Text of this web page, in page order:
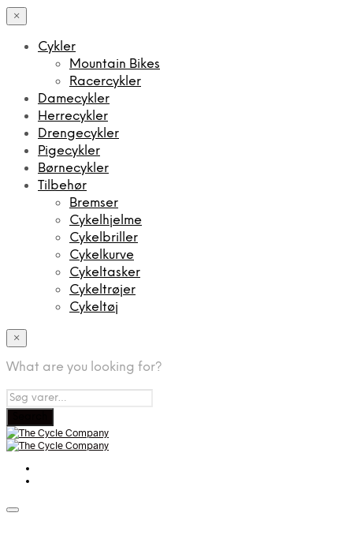
×
Cykler
Mountain Bikes
Racercykler
Damecykler
Herrecykler
Drengecykler
Pigecykler
Børnecykler
Tilbehør
Bremser
Cykelhjelme
Cykelbriller
Cykelkurve
Cykeltasker
Cykeltrøjer
Cykeltøj
×
What are you looking for?